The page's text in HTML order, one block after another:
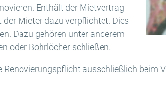
Enthält der Mietvertrag
Mieter dazu verpflichtet. Dies
Dazu gehören unter anderem
oder Bohrlöcher schließen.
Renovierungspflicht ausschließlich beim